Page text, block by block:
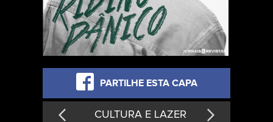
PARTILHE ESTA CAPA
CULTURA E LAZER